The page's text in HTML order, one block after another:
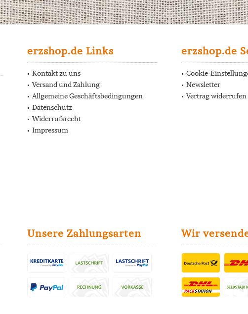
erzshop.de Links
Kontakt zu uns
Versand und Zahlung
Allgemeine Geschäftsbedingungen
Datenschutz
Widerrufsrecht
Impressum
erzshop.de
Cookie-
Newsletter
Vertrag widerrufen
Unsere Zahlungsarten Wir